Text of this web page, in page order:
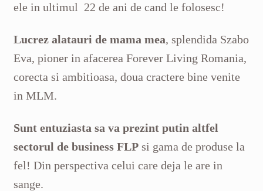
ele in ultimul 22 de ani de cand le folosesc!
Lucrez alatauri de mama mea, splendida Szabo
Eva, pioner in afacerea Forever Living Romania,
corecta si ambitioasa, doua cractere bine venite
in MLM.
Sunt entuziasta sa va prezint putin altfel
sectorul de business FLPsi gama de produse la
fel! Din perspectiva celui care deja le are in
sange.